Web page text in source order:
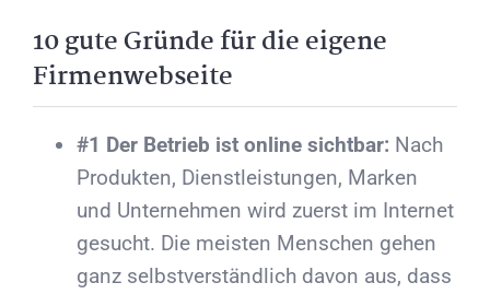
10 gute Gründe für die eigene
Firmenwebseite
#1 Der Betrieb ist online sichtbar: Nach
Produkten, Dienstleistungen, Marken
und Unternehmen wird zuerst im Internet
gesucht. Die meisten Menschen gehen
ganz selbstverständlich davon aus, dass